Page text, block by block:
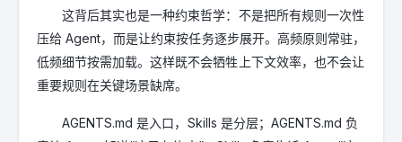
这背后其实也是一种约束哲学：不是把所有规则一次性
压给 Agent，而是让约束按任务逐步展开。高频原则常驻，
低频细节按需加载。这样既不会牺牲上下文效率，也不会让
重要规则在关键场景缺席。
AGENTS.md 是入口，Skills 是分层；AGENTS.md 负